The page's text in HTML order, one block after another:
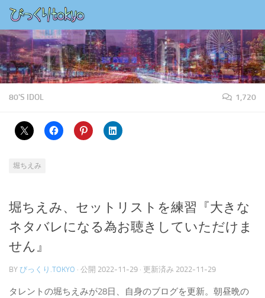
コンテンツの下
80'S IDOL 1,720
堀ちえみ
堀ちえみ、セットリストを練習『大きな
ネタバレになる為お聴きしていただけま
せん』
BY びっくり.TOKYO · 公開 2022-11-29 · 更新済み 2022-11-29
タレントの堀ちえみが28日、自身のブログを更新。朝昼晩の